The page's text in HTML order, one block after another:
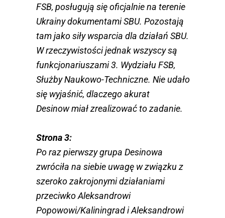
FSB, posługują się oficjalnie na terenie
Ukrainy dokumentami SBU. Pozostają
tam jako siły wsparcia dla działań SBU.
W rzeczywistości jednak wszyscy są
funkcjonariuszami 3. Wydziału FSB,
Służby Naukowo-Techniczne. Nie udało
się wyjaśnić, dlaczego akurat
Desinow miał zrealizować to zadanie.
Strona 3:
Po raz pierwszy grupa Desinowa
zwróciła na siebie uwagę w związku z
szeroko zakrojonymi działaniami
przeciwko Aleksandrowi
Popowowi/Kaliningrad i Aleksandrowi